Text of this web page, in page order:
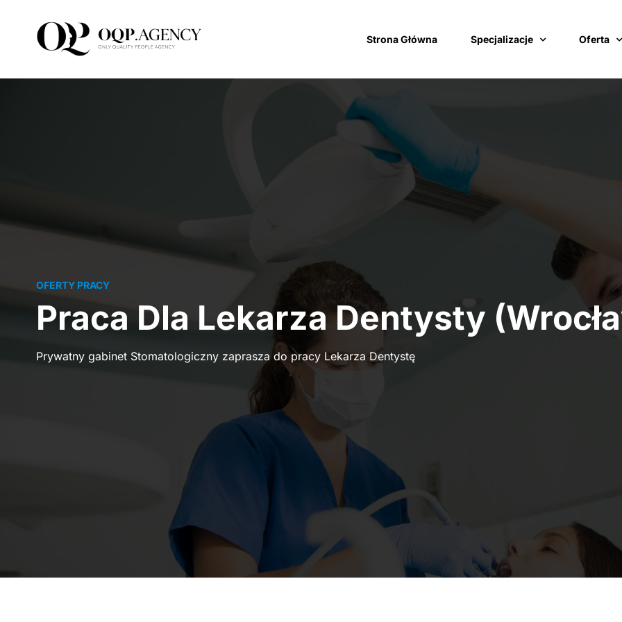
zawartości
Strona Główna Specjalizacje Oferta
OFERTY PRACY
Praca Dla Lekarza Dentysty
Prywatny gabinet Stomatologiczny zaprasza do pracy Lekarza Dentystę